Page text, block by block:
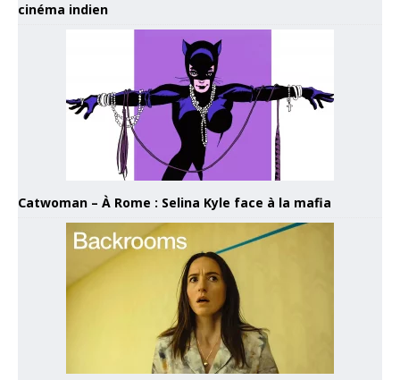
cinéma indien
Catwoman – À Rome : Selina Kyle face à la mafia